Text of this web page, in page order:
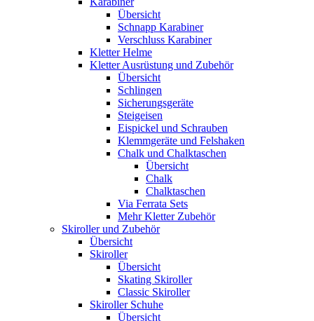
Übersicht
Schnapp Karabiner
Verschluss Karabiner
Kletter Helme
Kletter Ausrüstung und Zubehör
Übersicht
Schlingen
Sicherungsgeräte
Steigeisen
Eispickel und Schrauben
Klemmgeräte und Felshaken
Chalk und Chalktaschen
Übersicht
Chalk
Chalktaschen
Via Ferrata Sets
Mehr Kletter Zubehör
Skiroller und Zubehör
Übersicht
Skiroller
Übersicht
Skating Skiroller
Classic Skiroller
Skiroller Schuhe
Übersicht